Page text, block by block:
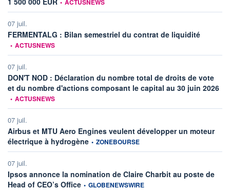
• ACTUSNEWS
07 juil.
FERMENTALG : Bilan semestriel du contrat de liquidité
• ACTUSNEWS
07 juil.
DON'T NOD : Déclaration du nombre total de droits de vote
et du nombre d'actions composant le capital au 30 juin 2026
• ACTUSNEWS
07 juil.
Airbus et MTU Aero Engines veulent développer un moteur
électrique à hydrogène information fournie par
• ZONEBOURSE
07 juil.
Ipsos annonce la nomination de Claire Charbit au poste de
Head of CEO’s Office information fournie par
• GLOBENEWSWIRE